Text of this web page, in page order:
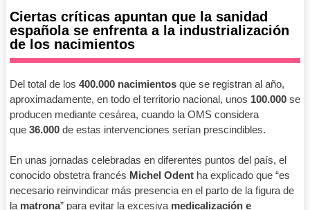
Ciertas críticas apuntan que la sanidad
española se enfrenta a la industrialización
de los nacimientos
Del total de los 400.000 nacimientosque se registran al año,
aproximadamente, en todo el territorio nacional, unos 100.000se
producen mediante cesárea, cuando la OMS considera
que 36.000de estas intervenciones serían prescindibles.
En unas jornadas celebradas en diferentes puntos del país, el
conocido obstetra francés Michel Odent ha explicado que “es
necesario reinvindicar más presencia en el parto de la figura de
la matrona” para evitar la excesiva medicalización e